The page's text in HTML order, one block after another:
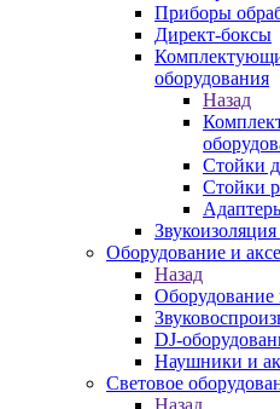
Приборы
Директ-боксы
оборудования
Назад
Стойки
Стойки
Оборудование и
Назад
Оборудование
DJ-
Наушники и
Световое
Назад